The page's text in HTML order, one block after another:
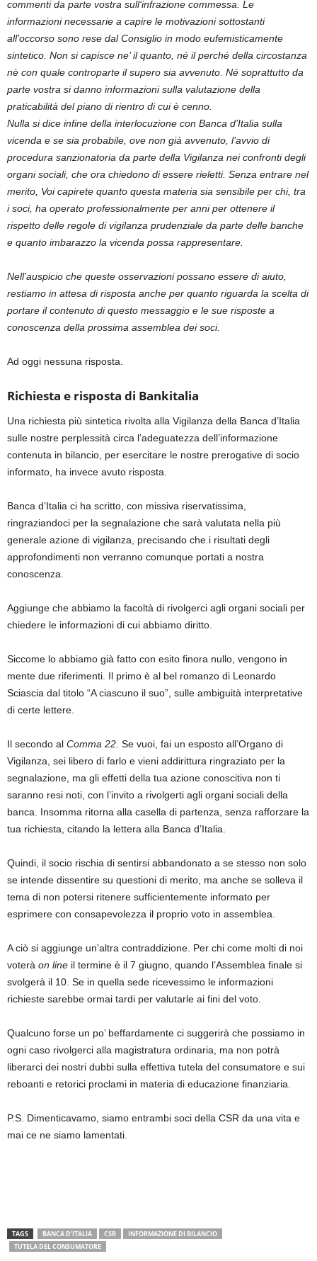
commenti da parte vostra sull‘infrazione commessa. Le
informazioni necessarie a capire le motivazioni sottostanti
all’occorso sono rese dal Consiglio in modo eufemisticamente
sintetico. Non si capisce ne’ il quanto, né il perché della circostanza
nè con quale controparte il supero sia avvenuto. Né soprattutto da
parte vostra si danno informazioni sulla valutazione della
praticabilità del piano di rientro di cui è cenno.
Nulla si dice infine della interlocuzione con Banca d’Italia sulla
vicenda e se sia probabile, ove non già avvenuto, l’avvio di
procedura sanzionatoria da parte della Vigilanza nei confronti degli
organi sociali, che ora chiedono di essere rieletti. Senza entrare nel
merito, Voi capirete quanto questa materia sia sensibile per chi, tra
i soci, ha operato professionalmente per anni per ottenere il
rispetto delle regole di vigilanza prudenziale da parte delle banche
e quanto imbarazzo la vicenda possa rappresentare.
Nell’auspicio che queste osservazioni possano essere di aiuto,
restiamo in attesa di risposta anche per quanto riguarda la scelta di
portare il contenuto di questo messaggio e le sue risposte a
conoscenza della prossima assemblea dei soci.
Ad oggi nessuna risposta.
Richiesta e risposta di Bankitalia
Una richiesta più sintetica rivolta alla Vigilanza della Banca d’Italia
sulle nostre perplessità circa l’adeguatezza dell’informazione
contenuta in bilancio, per esercitare le nostre prerogative di socio
informato, ha invece avuto risposta.
Banca d’Italia ci ha scritto, con missiva riservatissima,
ringraziandoci per la segnalazione che sarà valutata nella più
generale azione di vigilanza, precisando che i risultati degli
approfondimenti non verranno comunque portati a nostra
conoscenza.
Aggiunge che abbiamo la facoltà di rivolgerci agli organi sociali per
chiedere le informazioni di cui abbiamo diritto.
Siccome lo abbiamo già fatto con esito finora nullo, vengono in
mente due riferimenti. Il primo è al bel romanzo di Leonardo
Sciascia dal titolo “A ciascuno il suo”, sulle ambiguità interpretative
di certe lettere.
Il secondo al Comma 22. Se vuoi, fai un esposto all’Organo di
Vigilanza, sei libero di farlo e vieni addirittura ringraziato per la
segnalazione, ma gli effetti della tua azione conoscitiva non ti
saranno resi noti, con l’invito a rivolgerti agli organi sociali della
banca. Insomma ritorna alla casella di partenza, senza rafforzare la
tua richiesta, citando la lettera alla Banca d’Italia.
Quindi, il socio rischia di sentirsi abbandonato a se stesso non solo
se intende dissentire su questioni di merito, ma anche se solleva il
tema di non potersi ritenere sufficientemente informato per
esprimere con consapevolezza il proprio voto in assemblea.
A ciò si aggiunge un’altra contraddizione. Per chi come molti di noi
voterà on line il termine è il 7 giugno, quando l’Assemblea finale si
svolgerà il 10. Se in quella sede ricevessimo le informazioni
richieste sarebbe ormai tardi per valutarle ai fini del voto.
Qualcuno forse un po’ beffardamente ci suggerirà che possiamo in
ogni caso rivolgerci alla magistratura ordinaria, ma non potrà
liberarci dei nostri dubbi sulla effettiva tutela del consumatore e sui
reboanti e retorici proclami in materia di educazione finanziaria.
P.S. Dimenticavamo, siamo entrambi soci della CSR da una vita e
mai ce ne siamo lamentati.
TAGS BANCA D’ITALIA CSR
INFORMAZIONE DI BILANCIO
TUTELA DEL CONSUMATORE